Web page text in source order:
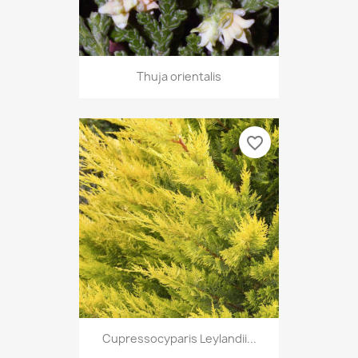
Thuja orientalis
Cupressocyparis Leylandii...
favorite_border